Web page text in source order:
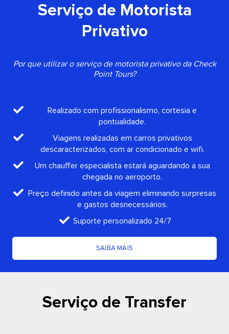
Serviço de Motorista
Privativo
Por que utilizar o serviço de motorista privativo da Check
Point Tours?
Realizado com profissionalismo, cortesia e
pontualidade.
Viagens realizadas em carros privativos
descaracterizados, com ar condicionado e wifi.
Um chauffer especialista estará aguardando a sua
chegada no aeroporto.
Preço definido antes da viagem eliminando surpresas
e gastos desnecessários.
Suporte personalizado 24/7
SAIBA MAIS
Serviço de Transfer